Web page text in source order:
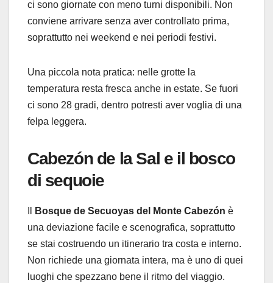
ci sono giornate con meno turni disponibili. Non
conviene arrivare senza aver controllato prima,
soprattutto nei weekend e nei periodi festivi.
Una piccola nota pratica: nelle grotte la
temperatura resta fresca anche in estate. Se fuori
ci sono 28 gradi, dentro potresti aver voglia di una
felpa leggera.
Cabezón de la Sal e il bosco
di sequoie
Bosque de Secuoyas del Monte Cabezón è
una deviazione facile e scenografica, soprattutto
se stai costruendo un itinerario tra costa e interno.
Non richiede una giornata intera, ma è uno di quei
luoghi che spezzano bene il ritmo del viaggio.